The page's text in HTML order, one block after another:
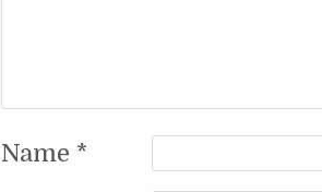
Name *